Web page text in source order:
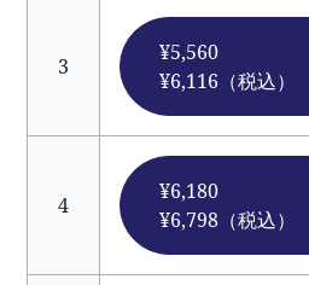
3
¥5,560
¥6,116（税込）
4
¥6,180
¥6,798（税込）